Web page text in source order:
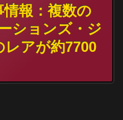
情報：複数の
ションズ・ジ
アが約7700